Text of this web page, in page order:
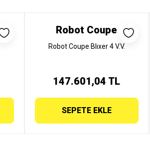
Robot Coupe
Robot Coupe Blıxer 4 V.V.
147.601,04 TL
SEPETE EKLE